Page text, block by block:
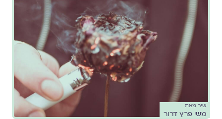
שיר מאת
משי פרץ דרור